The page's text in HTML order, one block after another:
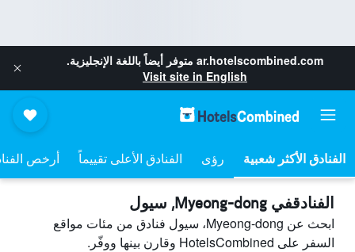
ar.hotelscombined.com متوفر أيضاً باللغة الإنجليزية.
Visit site in English
رؤى الفنادق الأعلى تقييماً أرخص
الفنادقفي Myeong-dong, سيول
ابحث عن Myeong-dong، سيول فنادق من مئات مواقع
السفر على HotelsCombined وقارن بينها ووفّر.